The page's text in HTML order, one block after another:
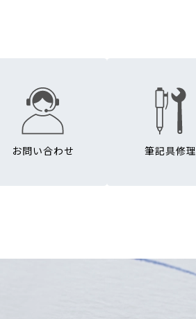
お問い合わせ 筆記具修理